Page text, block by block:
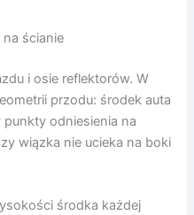
ścianie
i osie reflektorów. W
przodu: środek auta
odniesienia na
wiązka nie ucieka na boki
środka każdej